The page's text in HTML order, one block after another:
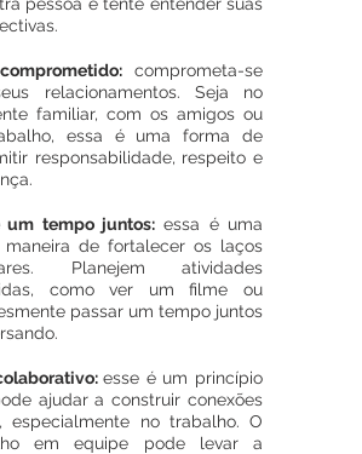
comprometa-se
relacionamentos. Seja no
familiar, com os amigos ou
essa é uma forma de
responsabilidade, respeito e
um tempo juntos: essa é uma
maneira de fortalecer os laços
Planejem atividades
como ver um filme ou
passar um tempo juntos
esse é um princípio
ajudar a construir conexões
especialmente no trabalho. O
em equipe pode levar a